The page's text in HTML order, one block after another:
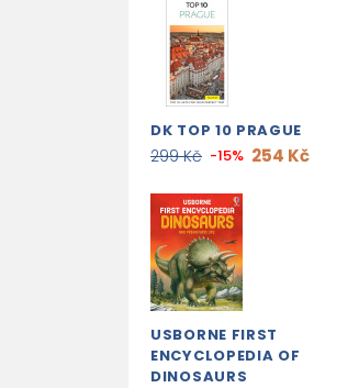
DK TOP 10 PRAGUE
299 Kč -15% 254 Kč
USBORNE FIRST
ENCYCLOPEDIA OF
DINOSAURS